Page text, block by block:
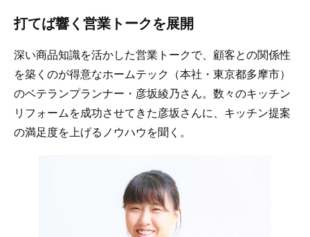
打てば響く営業トークを展開
深い商品知識を活かした営業トークで、顧客との関係性
を築くのが得意なホームテック（本社・東京都多摩市）
のベテランプランナー・彦坂綾乃さん。数々のキッチン
リフォームを成功させてきた彦坂さんに、キッチン提案
の満足度を上げるノウハウを聞く。